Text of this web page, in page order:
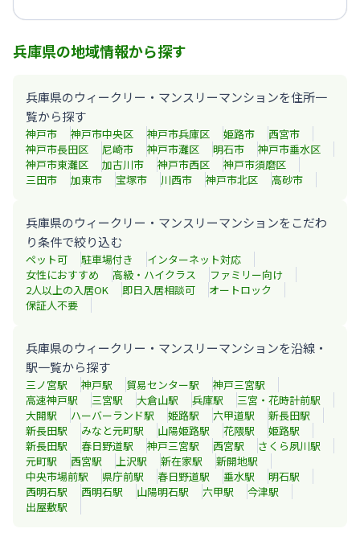
兵庫県の地域情報から探す
兵庫県のウィークリー・マンスリーマンションを住所一
覧から探す
神戸市 神戸市中央区 神戸市兵庫区 姫路市
西宮市
神戸市長田区
尼崎市 神戸市灘区 明石市
神戸市垂水区
神戸市東灘区
加古川市 神戸市西区
神戸市須磨区
三田市
加東市 宝塚市 川西市 神戸市北区 高砂市
兵庫県のウィークリー・マンスリーマンションをこだわ
り条件で絞り込む
ペット可 駐車場付き
インターネット対応
女性におすすめ
高級・ハイクラス
ファミリー向け
2人以上の入居OK
即日入居相談可
オートロック
保証人不要
兵庫県のウィークリー・マンスリーマンションを沿線・
駅一覧から探す
三ノ宮駅 神戸駅 貿易センター駅 神戸三宮駅
高速神戸駅 三宮駅 大倉山駅 兵庫駅 三宮・花時計前駅
大開駅 ハーバーランド駅 姫路駅 六甲道駅 新長田駅
新長田駅 みなと元町駅 山陽姫路駅 花隈駅 姫路駅
新長田駅 春日野道駅 神戸三宮駅 西宮駅 さくら夙川駅
元町駅 西宮駅 上沢駅 新在家駅 新開地駅
中央市場前駅 県庁前駅 春日野道駅 垂水駅 明石駅
西明石駅 西明石駅 山陽明石駅 六甲駅 今津駅
出屋敷駅